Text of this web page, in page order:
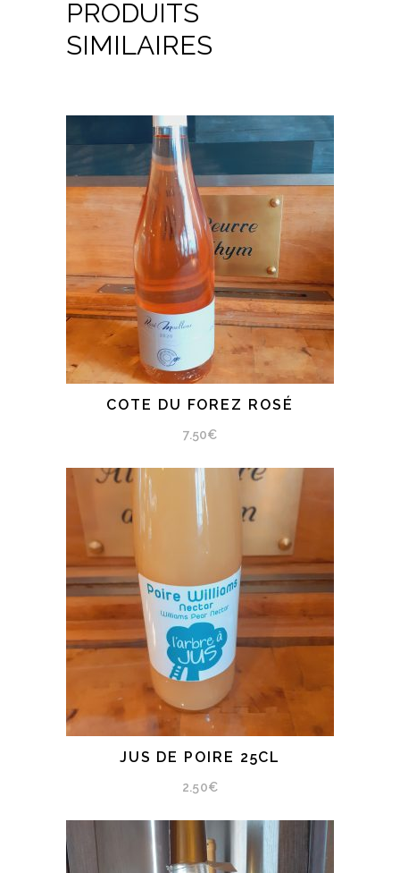
PRODUITS
SIMILAIRES
COTE DU FOREZ ROSÉ
7.50€
AJOUTER AU PANIER
JUS DE POIRE 25CL
2.50€